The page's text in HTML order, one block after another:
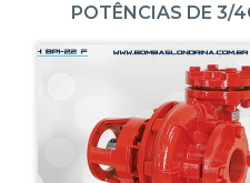
POTÊNCIAS DE 3/